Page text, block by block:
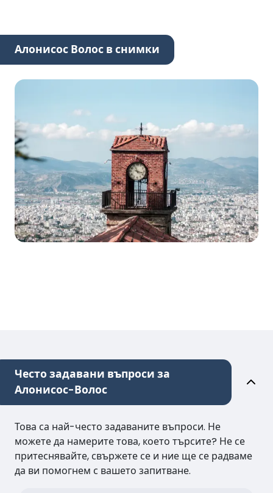
Алонисос Волос в снимки
Често задавани въпроси за
Алонисос-Волос
Това са най-често задаваните въпроси. Не
можете да намерите това, което търсите? Не се
притеснявайте, свържете се и ние ще се радваме
да ви помогнем с вашето запитване.